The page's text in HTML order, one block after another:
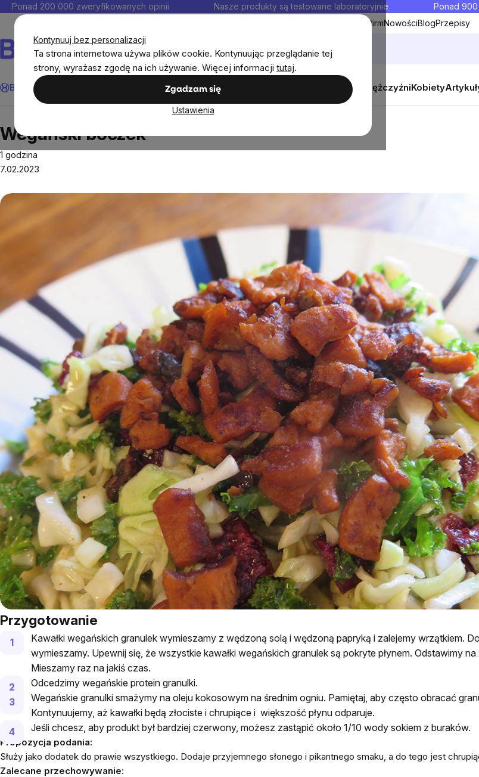
Kontynuuj bez personalizacji
Ta strona internetowa używa plików cookie. Kontynuując przeglądanie tej
strony, wyrażasz zgodę na ich używanie. Więcej informacji tutaj.
Zgadzam się
Ustawienia
Przejść
Ponad 200 000 zweryfikowanych opinii Nasze produkty są testowane laboratoryjnie Ponad
Współpraca hurtowa dla firmNowościBlogPrzepisy
Szukaj
BrainMax® PromocjaCeleSuplementy diety Zestawy promocyjne MężczyźniKobiety
Wegański boczek
Wegański boczek
1 godzina
7.02.2023
Przygotowanie
Kawałki wegańskich granulek wymieszamy z wędzoną solą i wędzoną papryką i zalejemy wrzątkiem.
wymieszamy. Upewnij się, że wszystkie kawałki wegańskich granulek są pokryte płynem. Odstawimy na
Mieszamy raz na jakiś czas.
Odcedzimy wegańskie protein granulki.
Wegańskie granulki smażymy na oleju kokosowym na średnim ogniu. Pamiętaj, aby często obracać
Kontynuujemy, aż kawałki będą złociste i chrupiące i większość płynu odparuje.
Jeśli chcesz, aby produkt był bardziej czerwony, możesz zastąpić około 1/10 wody sokiem z buraków.
Propozycja podania:
Służy jako dodatek do prawie wszystkiego. Dodaje przyjemnego słonego i pikantnego smaku, a do tego jest
Zalecane przechowywanie: